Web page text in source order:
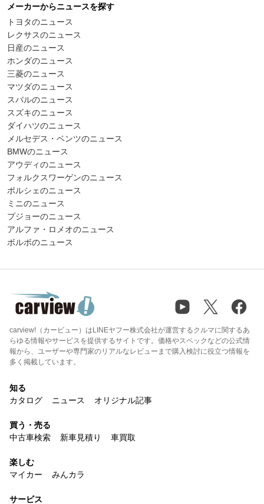
メーカーからニュースを探す
トヨタのニュース
レクサスのニュース
日産のニュース
ホンダのニュース
三菱のニュース
マツダのニュース
スバルのニュース
スズキのニュース
ダイハツのニュース
メルセデス・ベンツのニュース
BMWのニュース
アウディのニュース
フォルクスワーゲンのニュース
ポルシェのニュース
ミニのニュース
プジョーのニュース
アルファ・ロメオのニュース
ボルボのニュース
carview!（カービュー）はLINEヤフー株式会社が運営するクルマに関するあ
らゆる情報やサービスを提供するサイトです。価格やスペックなどの公式情
報から、ユーザーや専門家のリアルなレビューまで購入検討に役立つ情報を
多く掲載しています。
知る
カタログ
ニュース オリジナル記事
買う・売る
中古車検索
新車見積り 車買取
楽しむ
マイカー
みんカラ
サービス